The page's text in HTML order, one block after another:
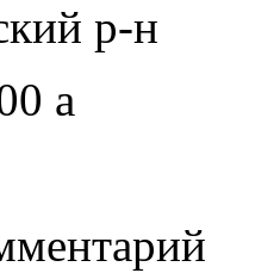
р-н
a